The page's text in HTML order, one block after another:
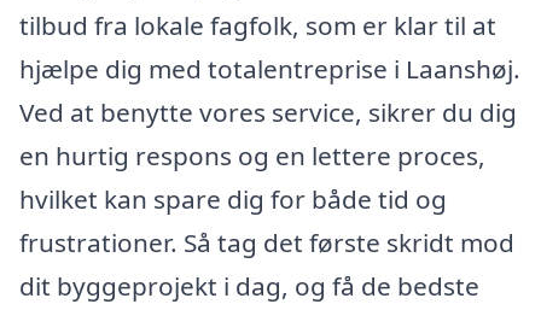
tilbud fra lokale fagfolk, som er klar til at
hjælpe dig med totalentreprise i Laanshøj.
Ved at benytte vores service, sikrer du dig
en hurtig respons og en lettere proces,
hvilket kan spare dig for både tid og
frustrationer. Så tag det første skridt mod
dit byggeprojekt i dag, og få de bedste